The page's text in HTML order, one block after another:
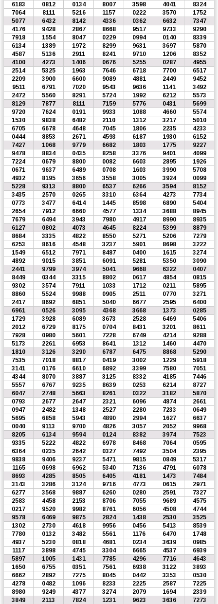
6183
0812 0134 8007 3598 4041
8324
7064
8111 5216 1157 0222 3570
1752
5077
6432 8142 4336 0362 6632
7347
4176
9428 2867 8668 9517 9733
9290
7918
1554 8047 0229 0994 0140
8339
6134
1389 1972 8299 9631 3697
5870
4587
5136 2911 8241 9710 1206
8352
4100
4273 1406 0676 5255 0287
4955
2514
5325 1963 7646 6718 7700
6517
2209
3900 6600 9089 4881 2449
9452
9511
6791 7020 9543 9636 1141
3492
2472
5560 8291 5724 1992 6212
5573
8129
7877 8111 7159 5776 0431
5699
9720
7624 0191 9933 1088 4660
5574
1530
9838 6482 2110 1312 3217
5010
6705
6678 4648 7045 1806 2235
4233
0444
8853 2671 4593 6187 1930
6152
7427
1068 9779 6682 1803 1775
9227
9478
8834 0435 8258 3376 9401
4099
7224
0679 8800 0082 6603 2895
1926
0671
9637 6489 0708 1603 3990
5708
4932
8195 3656 3558 3005 3924
0099
5228
9313 8800 6537 6266 3594
8152
3435
2570 0265 3310 6364 4273
7734
0773
3477 6414 1445 8598 6890
5404
2654
7912 6660 4577 1334 3688
8945
7679
6494 3943 7980 4917 8990
8935
6127
0802 4073 4645 8224 5399
8879
8684
3335 4822 8550 5271 5206
7279
6253
8616 4548 3237 5901 8698
3222
1549
6512 7971 8487 0400 1615
3274
4892
9015 3851 6091 5281 5350
3090
2441
9799 3974 5041 9668 6322
0407
8449
0344 3315 8802 0617 4854
0815
9302
3574 7911 1033 1712 0211
5895
8860
5524 9988 0905 2511 0770
3271
2417
8692 6851 5040 6677 2595
6400
6961
0526 3095 4368 3668 1373
0285
1729
3928 6089 3673 2528 6469
5406
2012
6729 8175 0704 8431 3201
8611
7928
0980 5601 7228 6749 4214
9288
5173
2261 6953 8641 1312 1460
4470
1810
3126 3290 6787 6475 8868
5290
7535
7018 8817 0419 3002 1229
5918
3141
0176 6610 6892 3399 7580
7051
4344
8070 3887 3125 8332 4185
7446
5557
6767 9235 8639 0253 6214
8727
6047
2748 5663 8261 0322 3182
5870
0793
2677 2647 2321 6096 4874
2661
0947
2482 1348 2527 2280 7233
0649
5695
6858 5943 4890 2994 1627
6637
0040
9113 9700 4826 3057 2052
9968
8205
6134 9594 0124 8382 3974
7523
9335
5222 4822 6978 8468 7064
0595
6364
0235 2642 0327 7492 3504
2395
9838
9406 9237 5471 9815 0849
5317
1165
0698 6962 5340 7136 4791
6078
8693
4285 8505 6405 4181 1473
7484
3143
3286 3124 9716 4773 0615
2971
6277
3568 9887 6260 0280 2591
7327
2583
4458 2153 8706 7055 9689
4575
0217
9520 9982 8761 6056 4508
4744
9578
6469 9875 2824 1438 2530
3525
1302
2730 4618 9956 0456 5413
8539
7780
0132 3482 5561 1176 6470
1748
4937
5230 0818 4681 0234 3639
0985
1117
3898 4745 3304 6665 4537
6939
5897
1005 1431 7785 4296 7716
4643
1650
6755 0351 7561 6938 3122
3893
6662
2892 7275 8045 0442 3353
0530
4278
0482 1096 8233 2225 2587
7225
8980
9249 4377 3274 2079 1694
2339
3849
2113 7824 1231 9623 3636
7273